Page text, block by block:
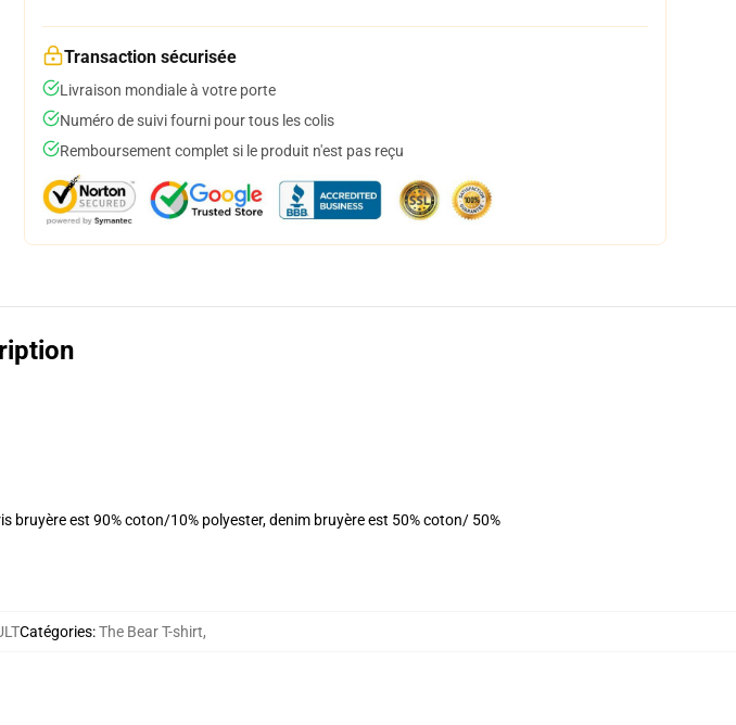
Transaction sécurisée
Livraison mondiale à votre porte
Numéro de suivi fourni pour tous les colis
Remboursement complet si le produit n'est pas reçu
est 90% coton/10% polyester, denim bruyère est 50% coton/ 50%
Catégories:The Bear T-shirt,